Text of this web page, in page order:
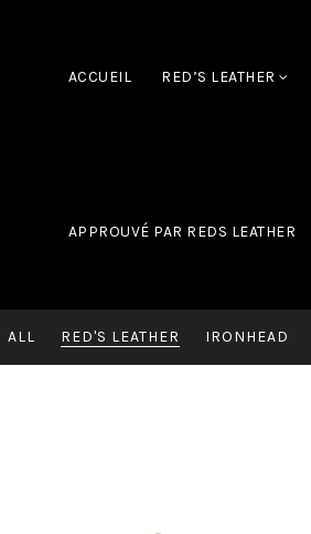
ACCUEIL RED’S LEATHER
APPROUVÉ PAR REDS LEATHER
ALL RED'S LEATHER IRONHEAD